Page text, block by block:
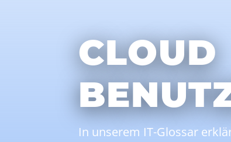
CLOUD
In unserem IT-Glossar